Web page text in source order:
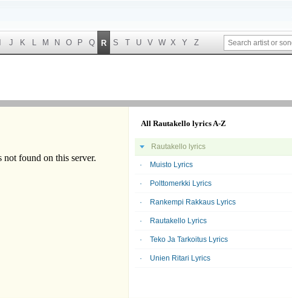
J K L M N O P Q R S T U V W X Y Z
All Rautakello lyrics A-Z
Rautakello lyrics
Muisto Lyrics
Polttomerkki Lyrics
Rankempi Rakkaus Lyrics
Rautakello Lyrics
Teko Ja Tarkoitus Lyrics
Unien Ritari Lyrics